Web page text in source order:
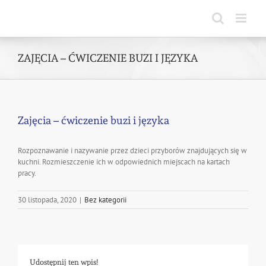
ZAJĘCIA – ĆWICZENIE BUZI I JĘZYKA
Zajęcia – ćwiczenie buzi i języka
Rozpoznawanie i nazywanie przez dzieci przyborów znajdujących się w
kuchni. Rozmieszczenie ich w odpowiednich miejscach na kartach
pracy.
30 listopada, 2020 | Bez kategorii
Udostępnij ten wpis!